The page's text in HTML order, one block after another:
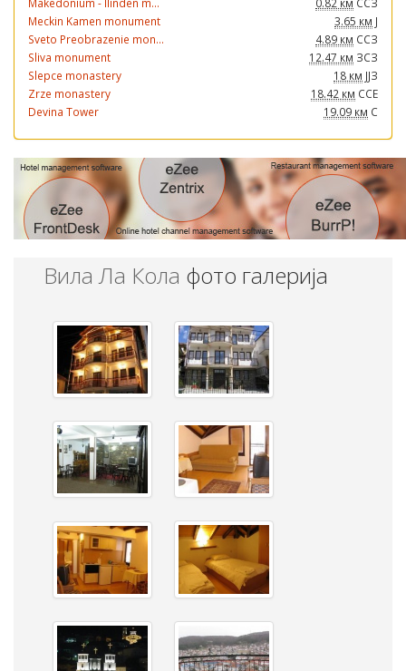
Meckin Kamen monument
3.65 км Ј
Sveto Preobrazenie mon...
4.89 км ССЗ
Sliva monument
12.47 км ЗСЗ
Slepce monastery
18 км ЈЈЗ
Zrze monastery
18.42 км ССЕ
Devina Tower
19.09 км С
Вила Ла Кола фото галерија